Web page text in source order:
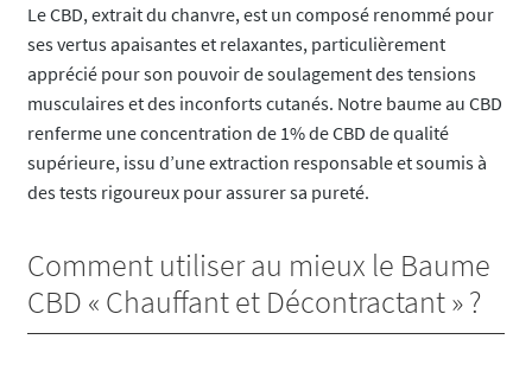
Le CBD, extrait du chanvre, est un composé renommé pour
ses vertus apaisantes et relaxantes, particulièrement
apprécié pour son pouvoir de soulagement des tensions
musculaires et des inconforts cutanés. Notre baume au CBD
renferme une concentration de 1% de CBD de qualité
supérieure, issu d’une extraction responsable et soumis à
des tests rigoureux pour assurer sa pureté.
Comment utiliser au mieux le Baume
CBD « Chauffant et Décontractant » ?